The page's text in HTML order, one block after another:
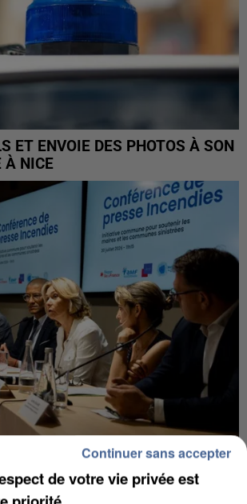
ET ENVOIE DES PHOTOS À SON
À NICE
DE-FRANCE LANCE UN ÉLAN
AVEC LES...
de votre vie privée est
Continuer sans accepter